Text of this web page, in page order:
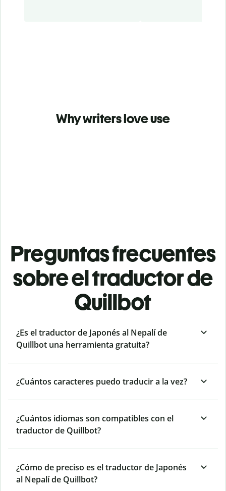
Why writers love use
Preguntas frecuentes
sobre el traductor de
Quillbot
¿Es el traductor de Japonés al Nepalí de
Quillbot una herramienta gratuita?
¿Cuántos caracteres puedo traducir a la vez?
¿Cuántos idiomas son compatibles con el
traductor de Quillbot?
¿Cómo de preciso es el traductor de Japonés
al Nepalí de Quillbot?